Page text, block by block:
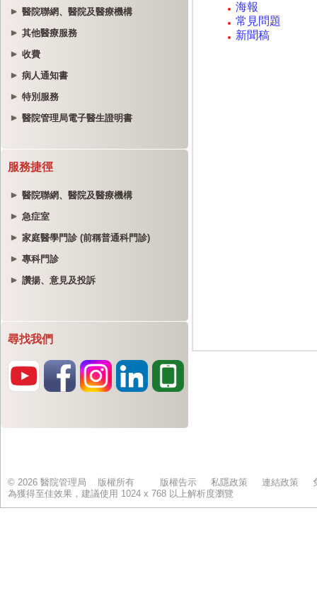
醫院聯網、醫院及醫療機構
其他醫療服務
收費
病人通知書
特別服務
醫院管理局電子醫生證明書
服務捷徑
醫院聯網、醫院及醫療機構
急症室
家庭醫學門診 (前稱普通科門診)
專科門診
讚揚、意見及投訴
尋找我們
© 2026 醫院管理局 版權所有 版權告示 私隱政策 連結政策
為獲得至佳效果，建議使用 1024 x 768 以上解析度瀏覽